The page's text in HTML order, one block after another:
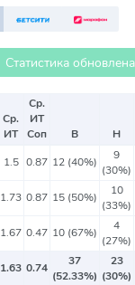
Статистика обновлена
Ср.
ИТ
Ср.
ИТ
Соп
В Н
1.5 0.87 12 (40%)
9
(30%)
1.73 0.87 15 (50%)
10
(33%)
1.67 0.47 10 (67%)
4
(27%)
1.63 0.74
37
(52.33%)
23
(30%)